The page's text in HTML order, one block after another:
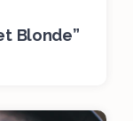
Blonde”